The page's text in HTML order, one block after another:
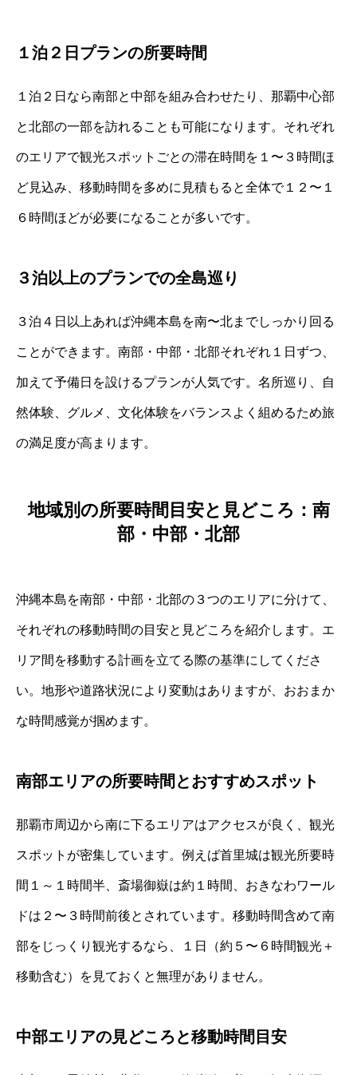
１泊２日プランの所要時間
１泊２日なら南部と中部を組み合わせたり、那覇中心部
と北部の一部を訪れることも可能になります。それぞれ
のエリアで観光スポットごとの滞在時間を１〜３時間ほ
ど見込み、移動時間を多めに見積もると全体で１２〜１
６時間ほどが必要になることが多いです。
３泊以上のプランでの全島巡り
３泊４日以上あれば沖縄本島を南〜北までしっかり回る
ことができます。南部・中部・北部それぞれ１日ずつ、
加えて予備日を設けるプランが人気です。名所巡り、自
然体験、グルメ、文化体験をバランスよく組めるため旅
の満足度が高まります。
地域別の所要時間目安と見どころ：南
部・中部・北部
沖縄本島を南部・中部・北部の３つのエリアに分けて、
それぞれの移動時間の目安と見どころを紹介します。エ
リア間を移動する計画を立てる際の基準にしてくださ
い。地形や道路状況により変動はありますが、おおまか
な時間感覚が掴めます。
南部エリアの所要時間とおすすめスポット
那覇市周辺から南に下るエリアはアクセスが良く、観光
スポットが密集しています。例えば首里城は観光所要時
間１～１時間半、斎場御嶽は約１時間、おきなわワール
ドは２〜３時間前後とされています。移動時間含めて南
部をじっくり観光するなら、１日（約５〜６時間観光＋
移動含む）を見ておくと無理がありません。
中部エリアの見どころと移動時間目安